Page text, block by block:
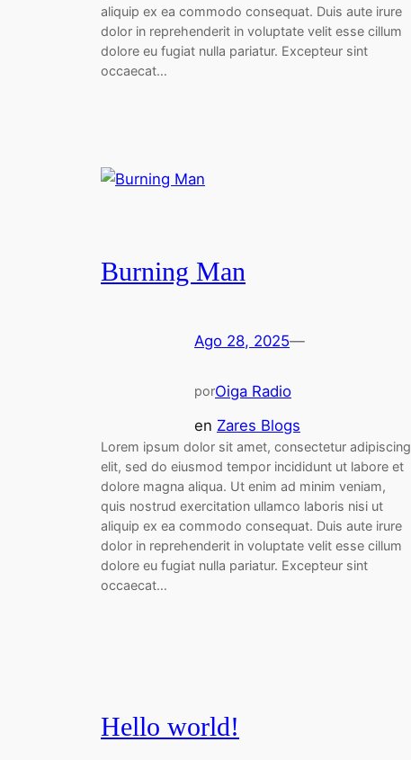
aliquip ex ea commodo consequat. Duis aute irure
dolor in reprehenderit in voluptate velit esse cillum
dolore eu fugiat nulla pariatur. Excepteur sint
occaecat…
Burning Man
Ago 28, 2025—
porOiga Radio
en Zares Blogs
Lorem ipsum dolor sit amet, consectetur adipiscing
elit, sed do eiusmod tempor incididunt ut labore et
dolore magna aliqua. Ut enim ad minim veniam,
quis nostrud exercitation ullamco laboris nisi ut
aliquip ex ea commodo consequat. Duis aute irure
dolor in reprehenderit in voluptate velit esse cillum
dolore eu fugiat nulla pariatur. Excepteur sint
occaecat…
Hello world!